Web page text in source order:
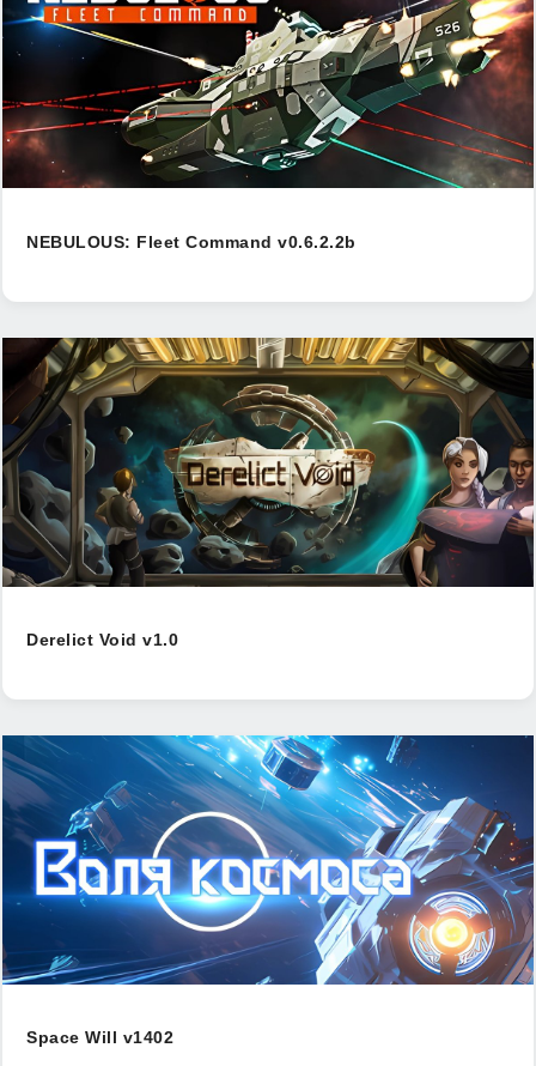
NEBULOUS: Fleet Command v0.6.2.2b
Derelict Void v1.0
Space Will v1402